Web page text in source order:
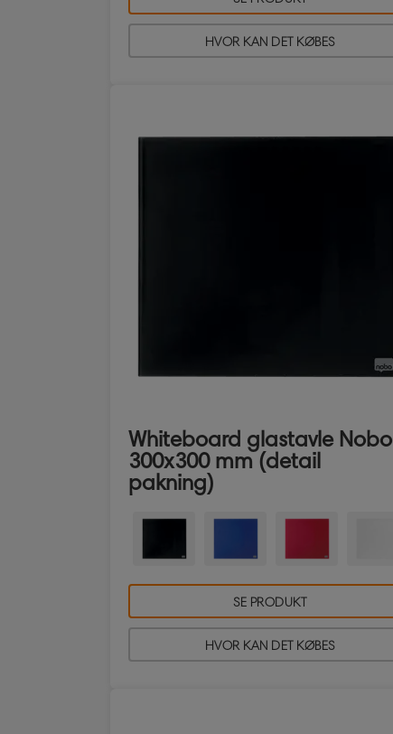
HVOR KAN DET KØBES
Whiteboard glastavle Nobo
300x300 mm (detail
pakning)
SE PRODUKT
HVOR KAN DET KØBES